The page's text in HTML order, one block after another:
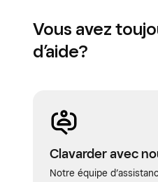
Vous avez
d’aide?
Clavarder avec
Notre équipe